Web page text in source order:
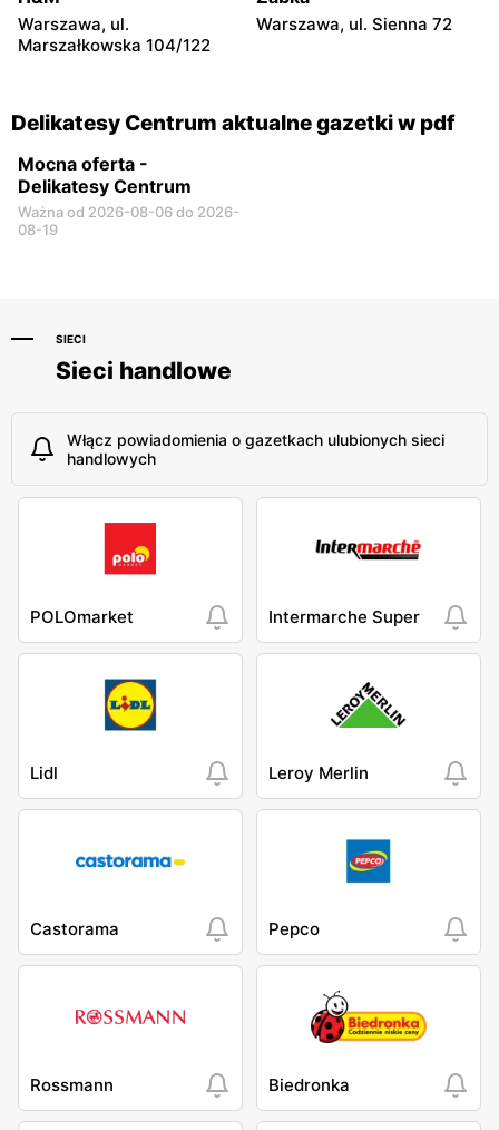
Delikatesy Centrum
Konstancin-Jeziorna, ul.
Delikatesy Centrum
Warszawa, ul.
Marszałkowska 104/122
Warszawa, ul. Sienna 72
Delikatesy Centrum aktualne gazetki w pdf
Mocna oferta -
Delikatesy Centrum
Ważna od 2026-08-06 do 2026-
08-19
SIECI
Sieci handlowe
Włącz powiadomienia o gazetkach ulubionych sieci
handlowych
POLOmarket Intermarche Super
Lidl Leroy Merlin
Castorama Pepco
Rossmann Biedronka